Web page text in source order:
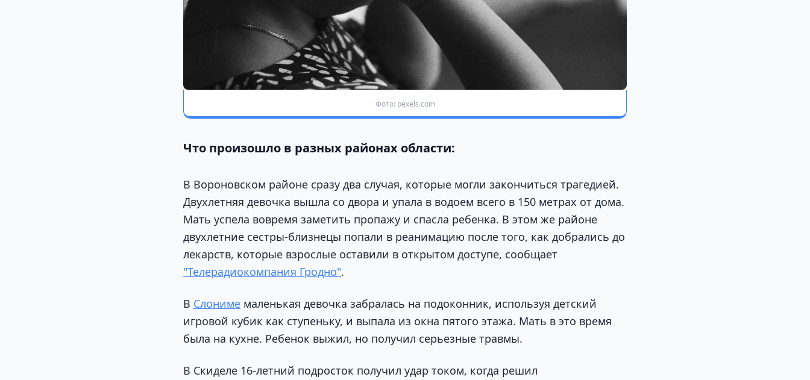
Фото: pexels.com
Что произошло в разных районах области:
В Вороновском районе сразу два случая, которые могли закончиться трагедией.
Двухлетняя девочка вышла со двора и упала в водоем всего в 150 метрах от дома.
Мать успела вовремя заметить пропажу и спасла ребенка. В этом же районе
двухлетние сестры-близнецы попали в реанимацию после того, как добрались до
лекарств, которые взрослые оставили в открытом доступе, сообщает
"Телерадиокомпания Гродно".
В Слониме маленькая девочка забралась на подоконник, используя детский
игровой кубик как ступеньку, и выпала из окна пятого этажа. Мать в это время
была на кухне. Ребенок выжил, но получил серьезные травмы.
В Скиделе 16-летний подросток получил удар током, когда решил